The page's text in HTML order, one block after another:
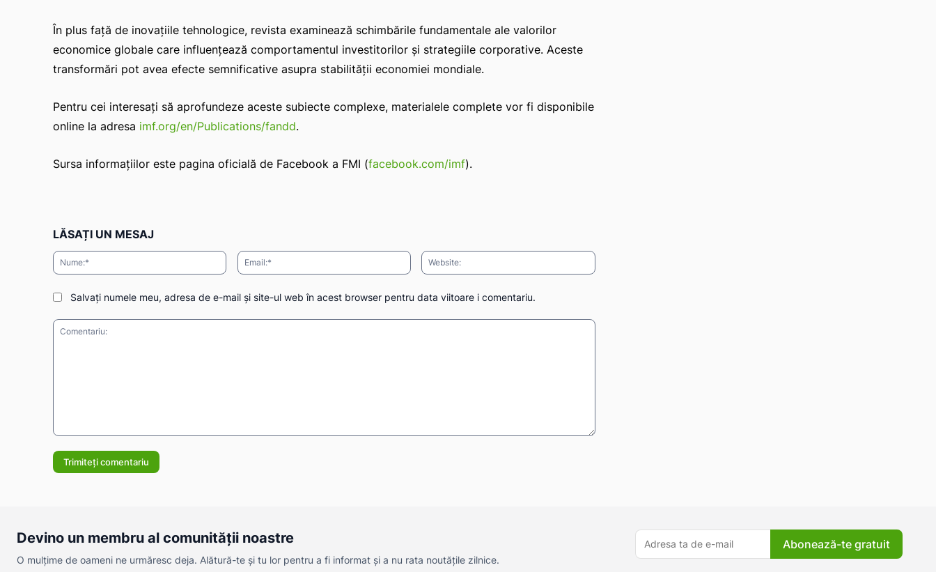
În plus față de inovațiile tehnologice, revista examinează schimbările fundamentale ale valorilor
economice globale care influențează comportamentul investitorilor și strategiile corporative. Aceste
transformări pot avea efecte semnificative asupra stabilității economiei mondiale.
Pentru cei interesați să aprofundeze aceste subiecte complexe, materialele complete vor fi disponibile
online la adresa imf.org/en/Publications/fandd.
Sursa informațiilor este pagina oficială de Facebook a FMI (facebook.com/imf).
LĂSAȚI UN MESAJ
Nume:* Email:* Website:
Salvați numele meu, adresa de e-mail și site-ul web în acest browser pentru data viitoare i comentariu.
Devino un membru al comunității noastre
O mulțime de oameni ne urmăresc deja. Alătură-te și tu lor pentru a fi informat și a nu rata noutățile zilnice.
Abonează-te gratuit